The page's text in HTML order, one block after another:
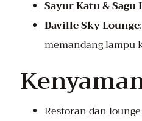
Sayur Katu & Sagu
Daville Sky Lounge
memandang lampu
Restoran dan